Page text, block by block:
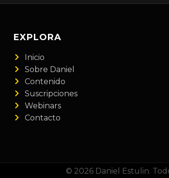
EXPLORA
Inicio
Sobre Daniel
Contenido
Suscripciones
Webinars
Contacto
© 2026 Daniel Estulin.